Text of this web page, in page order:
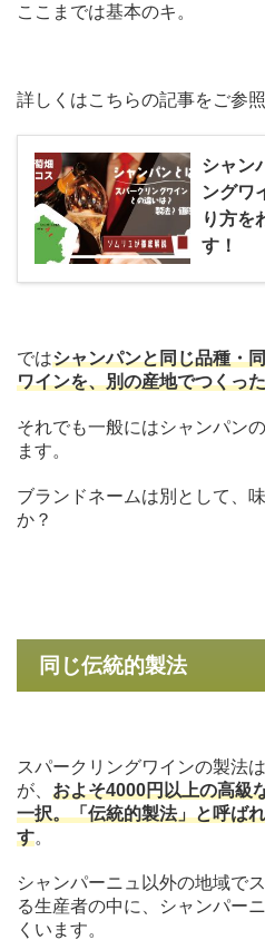
ここまでは基本のキ。
詳しくはこちらの記事をご参照
シャン
ングワ
り方を
す！
ではシャンパンと同じ品種・
ワインを、別の産地でつくっ
それでも一般にはシャンパン
ます。
ブランドネームは別として、
か？
同じ伝統的製法
スパークリングワインの製法
が、 およそ4000円以上の高級
一択。「伝統的製法」と呼ば
す。
シャンパーニュ以外の地域で
る生産者の中に、シャンパー
くいます。